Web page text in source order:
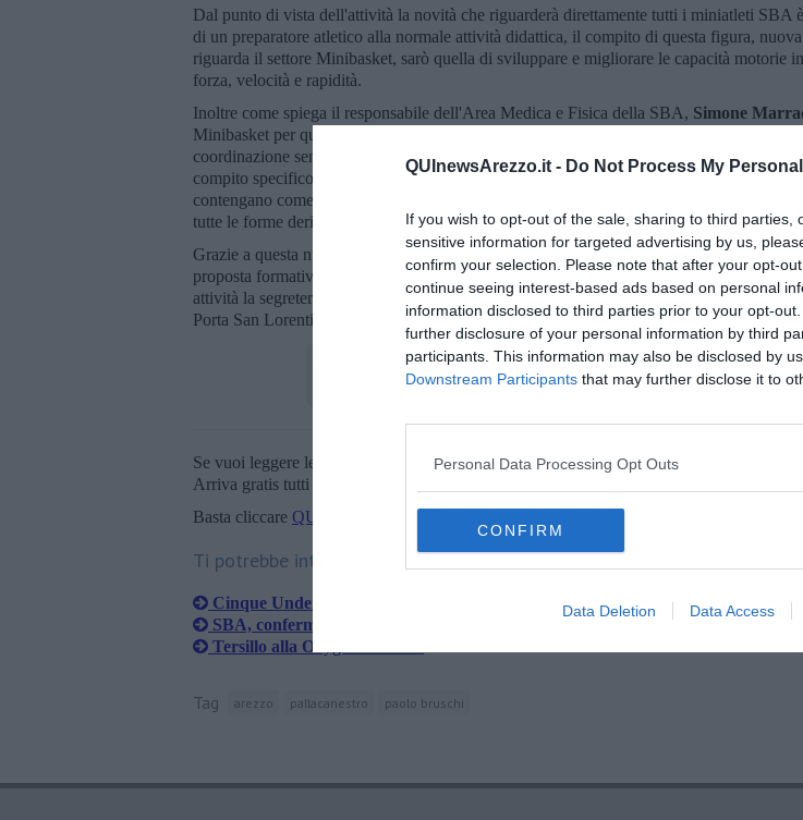
QUInewsArezzo.it - Do Not Process My
If you wish to opt-out of the sale, sharing to third parties,
sensitive information for targeted advertising by us,
confirm your selection. Please note that after your opt-
continue seeing interest-based ads based on personal
information disclosed to third parties prior to your opt-
further disclosure of your personal information by third
participants. This information may also be disclosed by
Downstream Participants that may further disclose it to
Personal Data Processing Opt Outs
CONFIRM
Data Deletion Data Access
Dal punto di vista dell'attività la novità che riguarderà direttamente tutti i miniatleti SBA
di un preparatore atletico alla normale attività didattica, il compito di questa figura,
riguarda il settore Minibasket, sarò quella di sviluppare e migliorare le capacità motorie
forza, velocità e rapidità.
Inoltre come spiega il responsabile dell'Area Medica e Fisica della SBA, Simone
Minibasket per quanto riguarda le capacità coordinative è particolarmente favorevole allo
coordinazione senso motoria, capacità che verranno stimolate con appropriate
compito specifico del preparatore, prosegue Marraccini, sarà quella di proporre giochi di
contengano come aspetto primario gli schemi motori di base quali camminare, correre,
tutte le forme derivanti come superare ostacoli, rotolare, strisciare e arrampicare.
Grazie a questa nuova figura i corsi Minibasket della Nova Verta Scuola Basket Arezzo
proposta formativa di avviamento allo sport a 360 gradi, per tutti coloro che volessero
attività la segreteria SBA è aperta dal lunedi al venerdi con orario 17.30-19.30 presso la
Porta San Lorentino oppure è possibile consultare il sito internetwww.sba-arezzo.it.
Se vuoi leggere le notizie principali della Toscana iscriviti allaNewsletter QUInews -
Arriva gratis tutti i giorni alle 20:00 direttamente nella tua casella di posta.
Basta cliccare QUI
Ti potrebbe interessare anche:
Cinque Under per coach Pacini
SBA, confermati Castelli, Nencioli e Provenzal
Tersillo alla Oxygen Bassano
Tag arezzo pallacanestro paolo bruschi